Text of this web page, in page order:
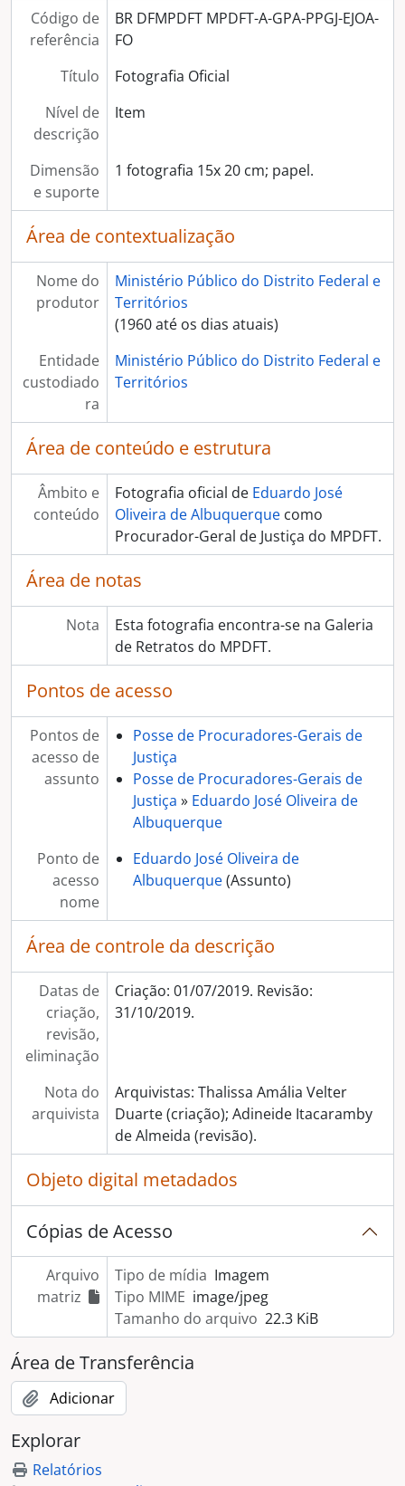
Código de
referência
BR DFMPDFT MPDFT-A-GPA-PPGJ-EJOA-
FO
Título
Fotografia Oficial
Nível de
descrição
Item
Dimensão
e suporte
1 fotografia 15x 20 cm; papel.
Área de contextualização
Nome do
produtor
Ministério Público do Distrito Federal e
Territórios
(1960 até os dias atuais)
Entidade
custodiado
ra
Ministério Público do Distrito Federal e
Territórios
Área de conteúdo e estrutura
Âmbito e
conteúdo
Fotografia oficial de Eduardo José
Oliveira de Albuquerquecomo
Procurador-Geral de Justiça do MPDFT.
Área de notas
Nota
Esta fotografia encontra-se na Galeria
de Retratos do MPDFT.
Pontos de acesso
Pontos de
acesso de
assunto
Posse de Procuradores-Gerais de
Justiça
Posse de Procuradores-Gerais de
Justiça » Eduardo José Oliveira de
Albuquerque
Ponto de
acesso
nome
Eduardo José Oliveira de
Albuquerque(Assunto)
Área de controle da descrição
Datas de
criação,
revisão,
eliminação
Criação: 01/07/2019. Revisão:
31/10/2019.
Nota do
arquivista
Arquivistas: Thalissa Amália Velter
Duarte (criação); Adineide Itacaramby
de Almeida (revisão).
Objeto digital metadados
Cópias de Acesso
Arquivo
matriz
Tipo de mídia Imagem
Tipo MIME image/jpeg
Tamanho do arquivo 22.3 KiB
Área de Transferência
Adicionar
Explorar
Relatórios